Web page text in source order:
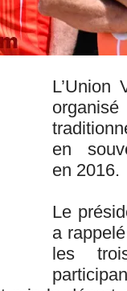
L’Union
en
en 2016.
Le
a
les